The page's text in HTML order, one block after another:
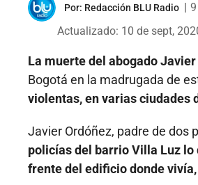
Por: Redacción BLU Radio
Actualizado: 10 de sept,
La muerte del abogado
Bogotá en la madrugada de
violentas, en varias ciudades
Javier Ordóñez, padre de dos
policías del barrio Villa Luz
frente del edificio donde